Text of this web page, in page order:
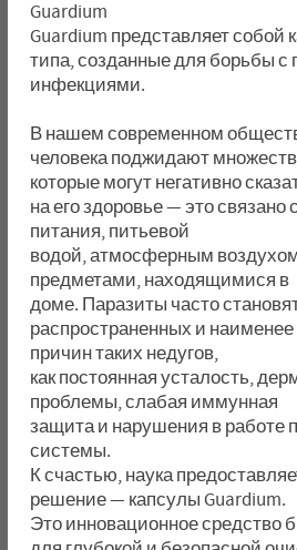
Guardium
Guardium представляет собой
типа, созданные для борьбы с
инфекциями.
В нашем современном
человека поджидают
которые могут негативно
на его здоровье — это связано
питания, питьевой
водой, атмосферным
предметами, находящимися в
доме. Паразиты часто
распространенных и
причин таких недугов,
как постоянная усталость,
проблемы, слабая иммунная
защита и нарушения в работе
системы.
К счастью, наука
решение — капсулы Guardium.
Это инновационное средство